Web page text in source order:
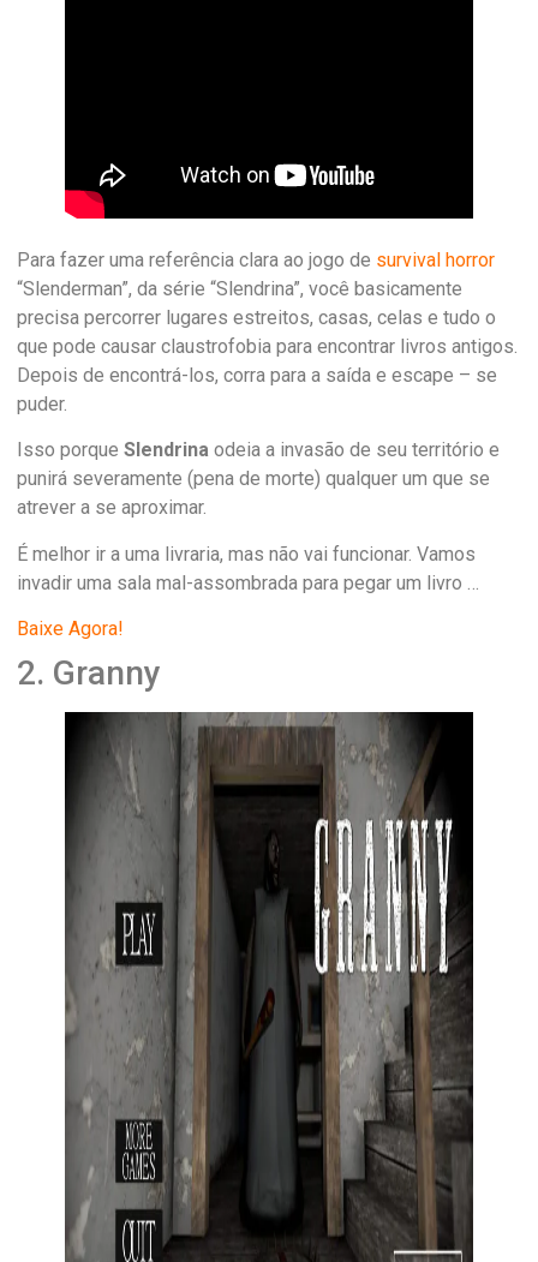
Para fazer uma referência clara ao jogo de survival horror
“Slenderman”, da série “Slendrina”, você basicamente
precisa percorrer lugares estreitos, casas, celas e tudo o
que pode causar claustrofobia para encontrar livros antigos.
Depois de encontrá-los, corra para a saída e escape – se
puder.
Isso porque Slendrina odeia a invasão de seu território e
punirá severamente (pena de morte) qualquer um que se
atrever a se aproximar.
É melhor ir a uma livraria, mas não vai funcionar. Vamos
invadir uma sala mal-assombrada para pegar um livro …
Baixe Agora!
2. Granny